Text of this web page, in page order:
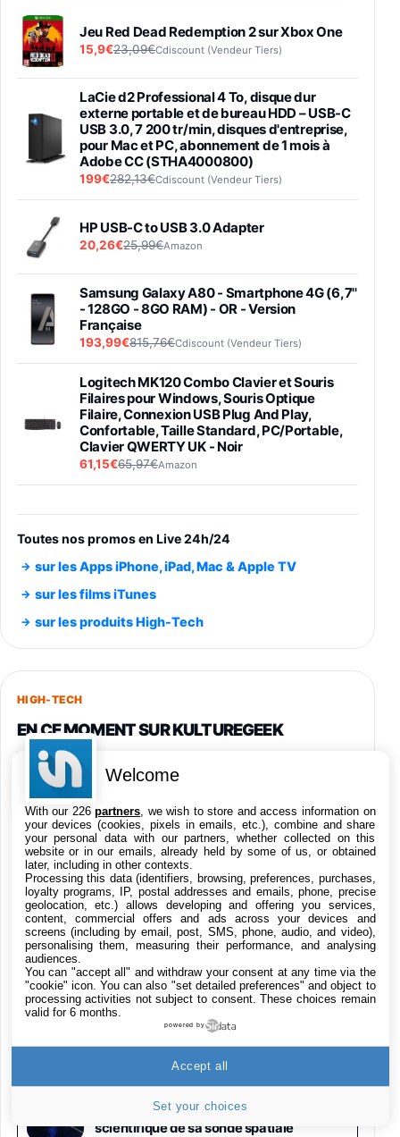
Jeu Red Dead Redemption 2 sur Xbox One
15,9€23,09€Cdiscount (Vendeur Tiers)
LaCie d2 Professional 4 To, disque dur
externe portable et de bureau HDD – USB-C
USB 3.0, 7 200 tr/min, disques d'entreprise,
pour Mac et PC, abonnement de 1 mois à
Adobe CC (STHA4000800)
199€282,13€Cdiscount (Vendeur Tiers)
HP USB-C to USB 3.0 Adapter
20,26€25,99€Amazon
Samsung Galaxy A80 - Smartphone 4G (6,7''
- 128GO - 8GO RAM) - OR - Version
Française
193,99€815,76€Cdiscount (Vendeur Tiers)
Logitech MK120 Combo Clavier et Souris
Filaires pour Windows, Souris Optique
Filaire, Connexion USB Plug And Play,
Confortable, Taille Standard, PC/Portable,
Clavier QWERTY UK - Noir
61,15€65,97€Amazon
entraénement direct 3 vitesses (33-45-78
trs/min) avec pre-ampli intégré et port USB
Smartphone SAMSUNG Galaxy S26 Ultra
891,99€1199€Fnac (Vendeur Tiers)
Smartphone SAMSUNG Galaxy S26+ Violet
749,99€
648,63€ 834,71€
Samsung Galaxy Miracle Ultra, Smartphone
Android 5G avec Galaxy AI, 512 Go,
Chargeur Secteur Rapide 25W Inclus,
Smartphone déverrouillé, Noir, Version FR
1019€1399€Fnac (Vendeur Tiers)
Galaxy S26 Ultra 512 Go Bleu
1019€1399€Fnac (Vendeur Tiers)
Galaxy S26 Ultra 256 Go Violet
Fnac (Vendeur Tiers)
Philips SHK2000BL - Casque Enfant - Bleu &
Répartiteur Audio 5 Casques, Blanc
29,96€Fnac (Vendeur Tiers)
Toutes nos promos en Live 24h/24
sur les Apps iPhone, iPad, Mac & Apple TV
sur les films iTunes
sur les produits High-Tech
HIGH-TECH
EN CE MOMENT SUR KULTUREGEEK
VOIR KULTUREGEEK→
YouTube durcit ses règles pour gagner de
l’argent avec les vidéos
YouTube teste l’ouverture automatique
des Shorts
[#BonPlan] Les promos High-Tech du 10
Voyager 2 : la NASA trouve une nouvelle
astuce pour prolonger la mission
scientifique de sa sonde spatiale
Welcome
With our 226partners , we wish to store and access information on
your devices (cookies, pixels in emails, etc.), combine and share
your personal data with our partners, whether collected on this
website or in our emails, already held by some of us, or obtained
later, including in other contexts.
Processing this data (identifiers, browsing, preferences, purchases,
loyalty programs, IP, postal addresses and emails, phone, precise
geolocation, etc.) allows developing and offering you services,
content, commercial offers and ads across your devices and
screens (including by email, post, SMS, phone, audio, and video),
personalising them, measuring their performance, and analysing
audiences.
You can "accept all" and withdraw your consent at any time via the
"cookie" icon. You can also "set detailed preferences" and object to
processing activities not subject to consent. These choices remain
valid for 6 months.
powered by
Set your choices
Accept all